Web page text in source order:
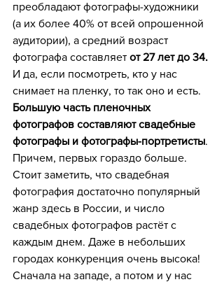
преобладают фотографы-художники
(а их более 40% от всей опрошенной
аудитории), а средний возраст
фотографа составляет от 27 лет до 34.
И да, если посмотреть, кто у нас
снимает на пленку, то так оно и есть.
Большую часть пленочных
фотографов составляют свадебные
фотографы и фотографы-портретисты.
Причем, первых гораздо больше.
Стоит заметить, что свадебная
фотография достаточно популярный
жанр здесь в России, и число
свадебных фотографов растёт с
каждым днем. Даже в небольших
городах конкуренция очень высока!
Сначала на западе, а потом и у нас